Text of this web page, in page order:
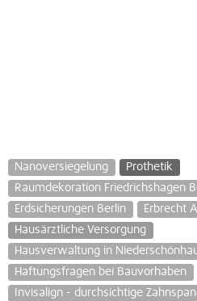
Nanoversiegelung
Prothetik
Raumdekoration Friedrichshagen
Erdsicherungen Berlin
Erbrecht
Hausärztliche Versorgung
Hausverwaltung in
Haftungsfragen bei Bauvorhaben
Invisalign - durchsichtige